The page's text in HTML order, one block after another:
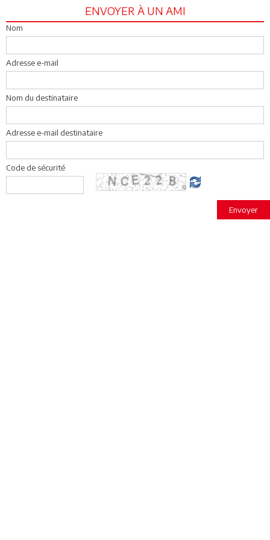
ENVOYER À UN AMI
Nom
Adresse e-mail
Nom du destinataire
Adresse e-mail destinataire
Code de sécurité
Envoyer